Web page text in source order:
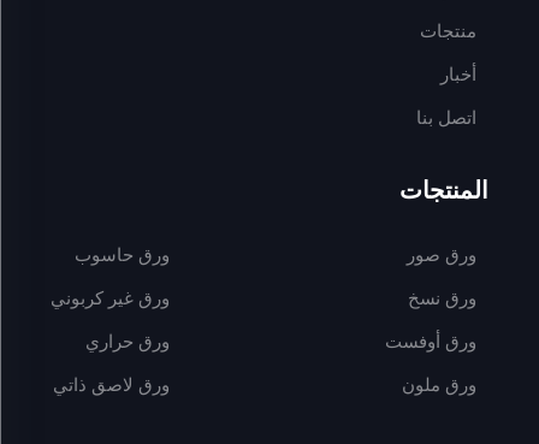
منتجات
أخبار
اتصل بنا
المنتجات
ورق صور
ورق نسخ
ورق أوفست
ورق ملون
ورق حاسوب
ورق غير كربوني
ورق حراري
ورق لاصق ذاتي